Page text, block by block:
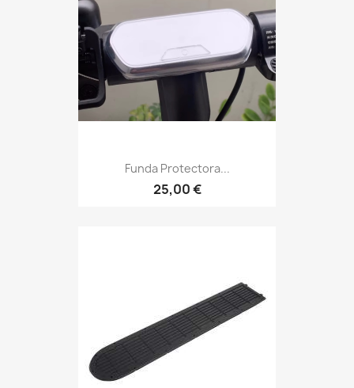
Funda Protectora...
25,00 €